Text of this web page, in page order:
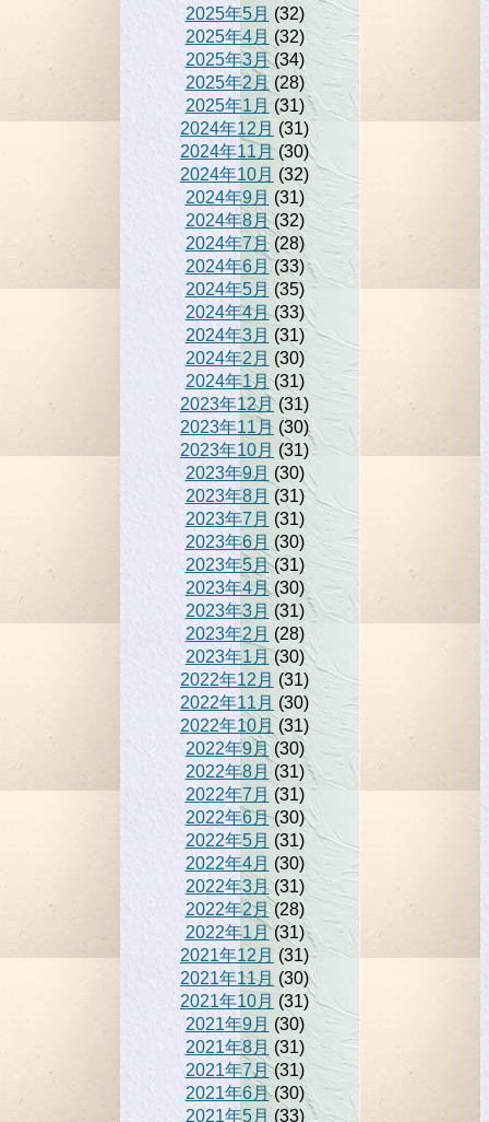
2025年5月 (32)
2025年4月 (32)
2025年3月(34)
2025年2月(28)
2025年1月 (31)
2024年12月 (31)
2024年11月 (30)
2024年10月 (32)
2024年9月 (31)
2024年8月(32)
2024年7月(28)
2024年6月 (33)
2024年5月(35)
2024年4月(33)
2024年3月 (31)
2024年2月 (30)
2024年1月 (31)
2023年12月(31)
2023年11月 (30)
2023年10月 (31)
2023年9月 (30)
2023年8月 (31)
2023年7月 (31)
2023年6月 (30)
2023年5月(31)
2023年4月(30)
2023年3月 (31)
2023年2月 (28)
2023年1月 (30)
2022年12月 (31)
2022年11月 (30)
2022年10月 (31)
2022年9月(30)
2022年8月 (31)
2022年7月(31)
2022年6月(30)
2022年5月 (31)
2022年4月 (30)
2022年3月(31)
2022年2月(28)
2022年1月(31)
2021年12月 (31)
2021年11月 (30)
2021年10月 (31)
2021年9月 (30)
2021年8月 (31)
2021年7月(31)
2021年6月(30)
2021年5月 (33)